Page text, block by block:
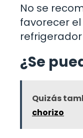
No se
favorecer
¿Se
Quizás
chorizo